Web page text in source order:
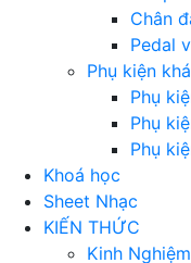
Chân
Pedal
Phụ kiện
Phụ
Phụ
Phụ
Khoá học
Sheet Nhạc
KIẾN THỨC
Kinh